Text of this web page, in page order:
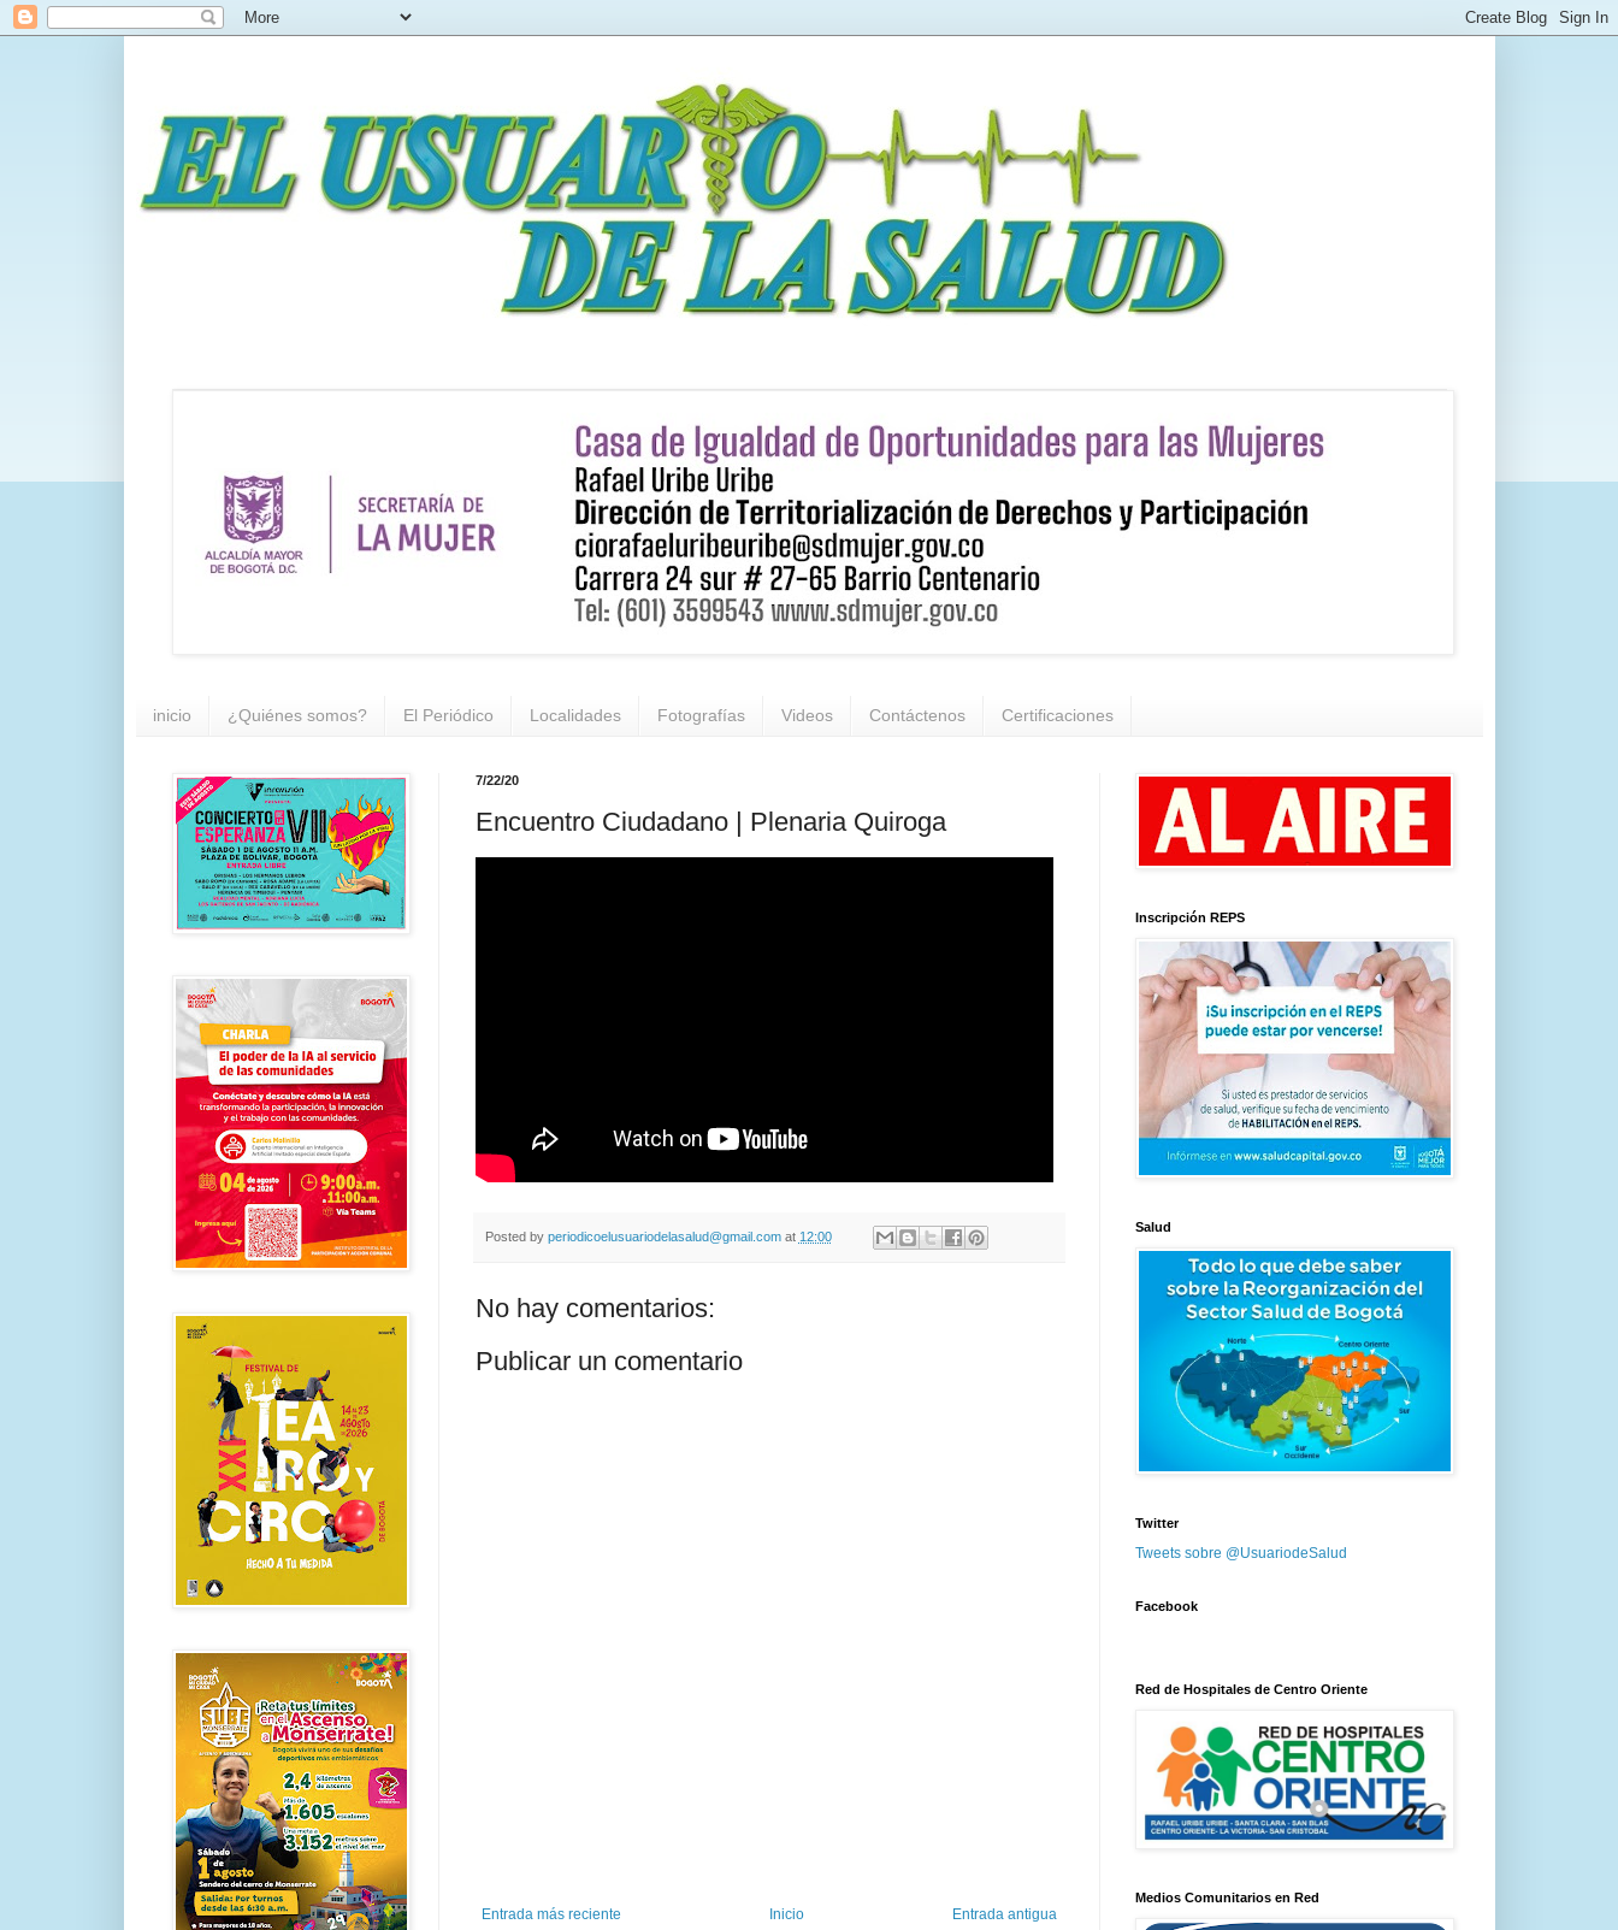
inicio ¿Quiénes somos? El Periódico Localidades Fotografías Videos Contáctenos Certificaciones
7/22/20
Encuentro Ciudadano | Plenaria Quiroga
Posted by periodicoelusuariodelasalud@gmail.com at 12:00
No hay comentarios:
Publicar un comentario
Entrada más reciente Entrada antigua
Inicio
Inscripción REPS
Salud
Twitter
Tweets sobre @UsuariodeSalud
Facebook
Red de Hospitales de Centro Oriente
Medios Comunitarios en Red